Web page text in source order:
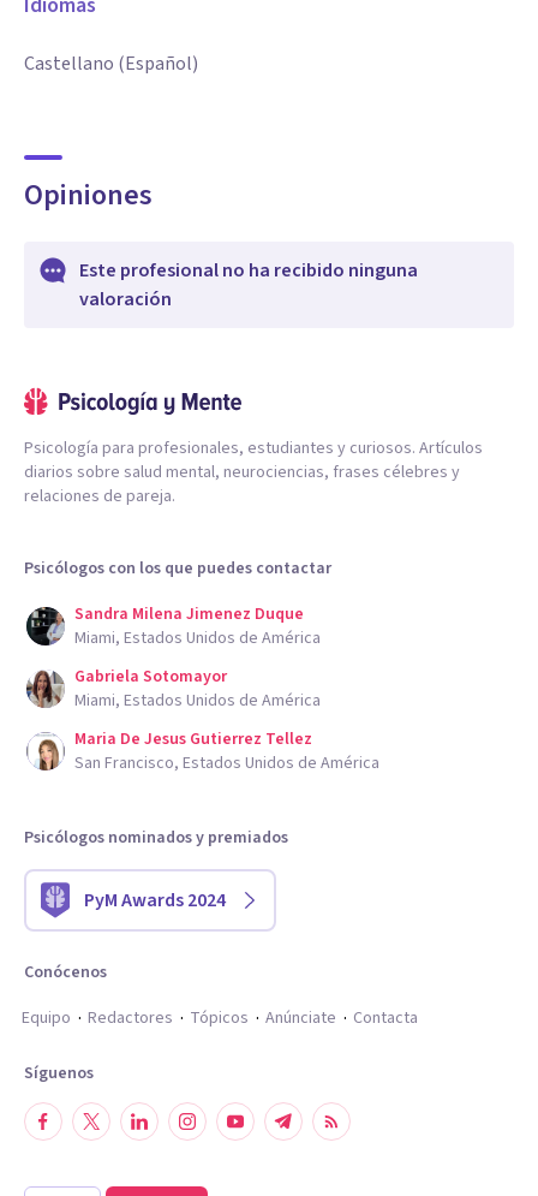
Castellano (Español)
Opiniones
Este profesional no ha recibido ninguna
valoración
Psicología para profesionales, estudiantes y curiosos. Artículos
diarios sobre salud mental, neurociencias, frases célebres y
relaciones de pareja.
Psicólogos con los que puedes contactar
Sandra Milena Jimenez Duque
Miami, Estados Unidos de América
Gabriela Sotomayor
Miami, Estados Unidos de América
Maria De Jesus Gutierrez Tellez
San Francisco, Estados Unidos de América
Psicólogos nominados y premiados
PyM Awards 2024
Conócenos
Equipo
Redactores Tópicos Anúnciate Contacta
Síguenos